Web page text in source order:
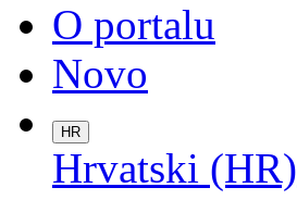
O portalu
Novo
HR
Hrvatski (HR)